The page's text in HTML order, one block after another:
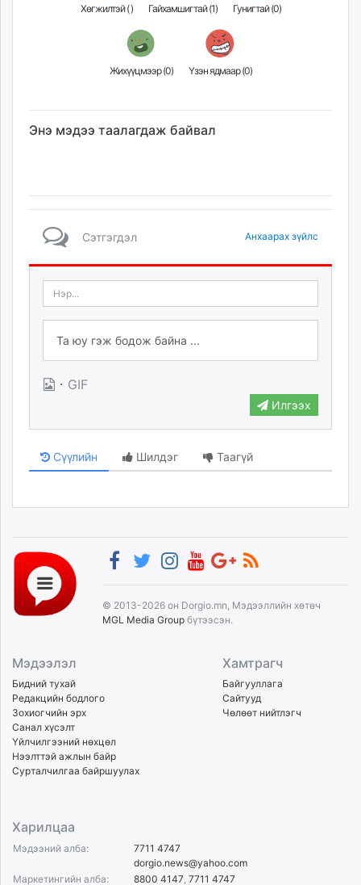
Хөгжилтэй () Гайхамшигтай (1) Гунигтай (0)
Жихүүцмээр (0) Үзэн ядмаар (0)
Энэ мэдээ таалагдаж байвал
Сэтгэгдэл Анхаарах зүйлс
· GIF
Илгээх
Сүүлийн Шилдэг Таагүй
© 2013-2026 он Dorgio.mn, Мэдээллийн хөтөч
MGL Media Group бүтээсэн.
Мэдээлэл
Бидний тухай
Редакцийн бодлого
Зохиогчийн эрх
Санал хүсэлт
Үйлчилгээний нөхцөл
Нээлттэй ажлын байр
Сурталчилгаа байршуулах
Хамтрагч
Байгууллага
Сайтууд
Чөлөөт нийтлэгч
Харилцаа
Мэдээний алба:
7711 4747
dorgio.news@yahoo.com
Маркетингийн алба:
8800 4147 7711 4747